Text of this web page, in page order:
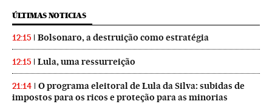
ÚLTIMAS NOTICIAS
12:15 Bolsonaro, a destruição como estratégia
12:15 Lula, uma ressurreição
21:14
O programa eleitoral de Lula da Silva: subidas de
impostos para os ricos e proteção para as minorias